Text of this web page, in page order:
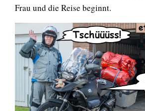
Frau und die Reise beginnt.